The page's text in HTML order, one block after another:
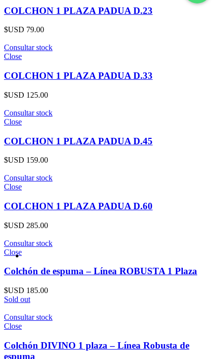
COLCHON 1 PLAZA PADUA D.23
$USD 79.00
Consultar stock
Close
COLCHON 1 PLAZA PADUA D.33
$USD 125.00
Consultar stock
Close
COLCHON 1 PLAZA PADUA D.45
$USD 159.00
Consultar stock
Close
COLCHON 1 PLAZA PADUA D.60
$USD 285.00
Consultar stock
Close
Colchón de espuma – Línea ROBUSTA 1 Plaza
$USD 185.00
Sold out
Consultar stock
Close
Colchón DIVINO 1 plaza – Línea Robusta de
espuma